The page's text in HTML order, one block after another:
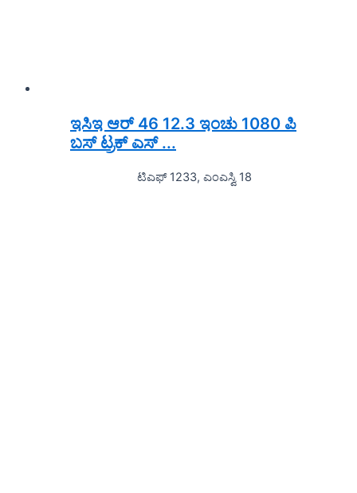
ಇಸಿಇ ಆರ್ 46 12.3 ಇಂಚು 1080 ಪಿ
ಬಸ್ ಟ್ರಕ್ ಎಸ್ ...
ಟಿಎಫ್ 1233, ಎಂಎಸ್ವಿ 18